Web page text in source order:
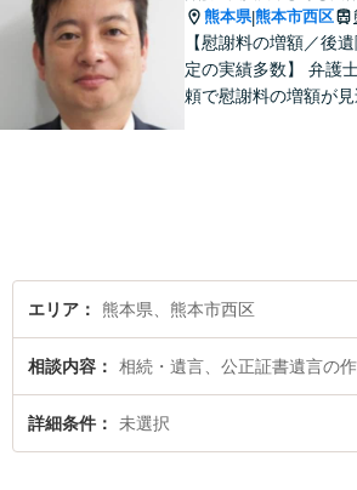
熊本県|熊本市西区
【慰謝料の増額／後
定の実績多数】 弁護
頼で慰謝料の増額が見
エリア 熊本県、熊本市西区
相談内容 相続・遺言、公正証書遺言の
詳細条件 未選択